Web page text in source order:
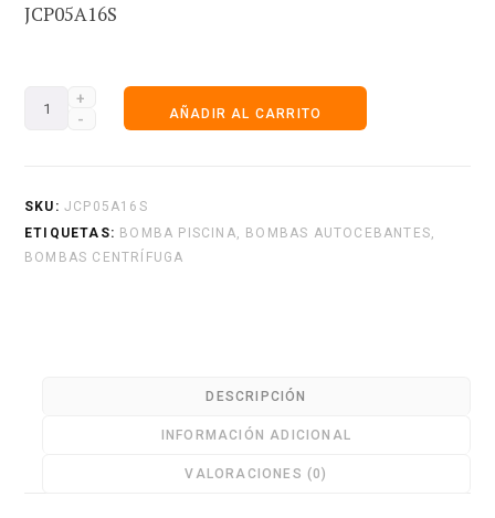
JCP05A16S
Electrobombas
JCP05A16S
Hierro,
0,5
AÑADIR AL CARRITO
SKU: JCP05A16S
ETIQUETAS: BOMBA PISCINA, BOMBAS AUTOCEBANTES,
BOMBAS CENTRÍFUGA
DESCRIPCIÓN
INFORMACIÓN ADICIONAL
VALORACIONES (0)